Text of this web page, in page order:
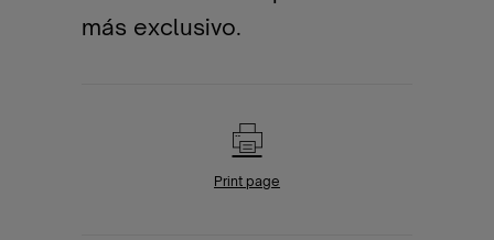
más exclusivo.
Print page